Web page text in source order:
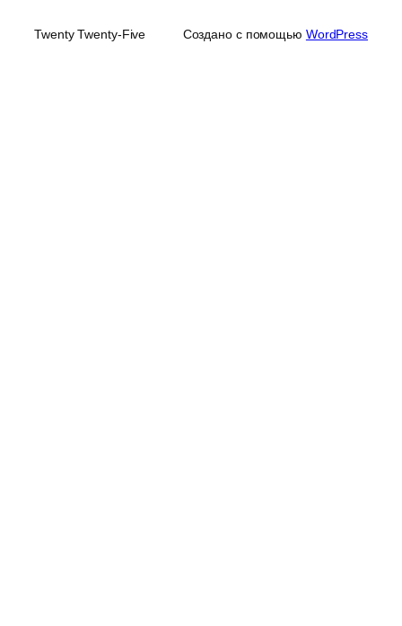
Twenty Twenty-Five Создано с помощью WordPress